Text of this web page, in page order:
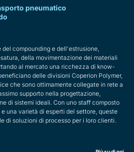
pneumatico
del compounding e dell'estrusione,
della movimentazione dei materiali
al mercato una ricchezza di know-
delle divisioni Coperion Polymer,
che sono ottimamente collegate in rete a
supporto nella progettazione,
di sistemi ideali. Con uno staff composto
una varietà di esperti del settore, queste
di soluzioni di processo per i loro clienti.